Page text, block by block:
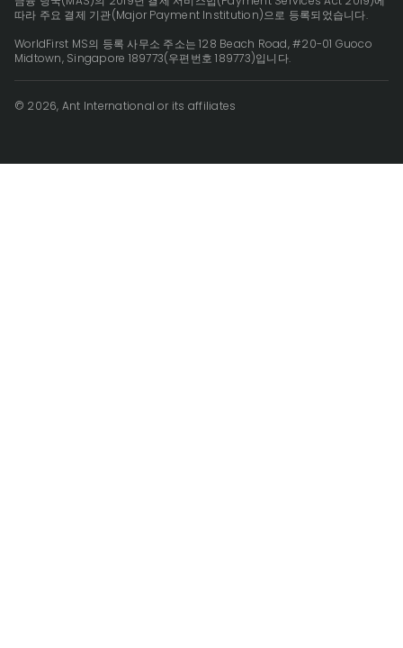
따라 주요 결제 기관(Major Payment Institution)으로 등록되었습니다.
WorldFirst MS의 등록 사무소 주소는 128 Beach Road, #20-01 Guoco
Midtown, Singapore 189773(우편번호 189773)입니다.
© 2026, Ant International or its affiliates